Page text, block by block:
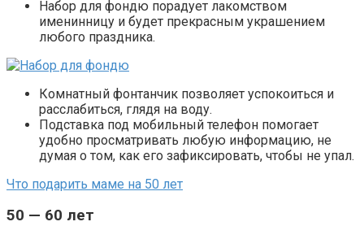
Набор для фондю порадует лакомством
именинницу и будет прекрасным украшением
любого праздника.
Комнатный фонтанчик позволяет успокоиться и
расслабиться, глядя на воду.
Подставка под мобильный телефон помогает
удобно просматривать любую информацию, не
думая о том, как его зафиксировать, чтобы не упал.
Что подарить маме на 50 лет
50 — 60 лет